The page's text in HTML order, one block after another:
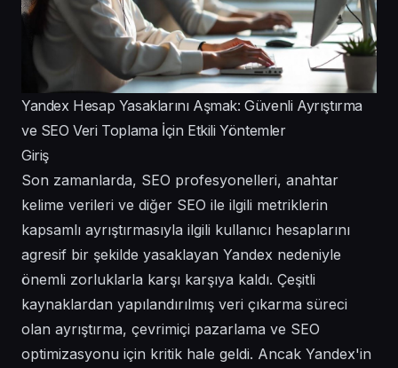
Yandex Hesap Yasaklarını Aşmak: Güvenli Ayrıştırma
ve SEO Veri Toplama İçin Etkili Yöntemler
Giriş
Son zamanlarda, SEO profesyonelleri, anahtar
kelime verileri ve diğer SEO ile ilgili metriklerin
kapsamlı ayrıştırmasıyla ilgili kullanıcı hesaplarını
agresif bir şekilde yasaklayan Yandex nedeniyle
önemli zorluklarla karşı karşıya kaldı. Çeşitli
kaynaklardan yapılandırılmış veri çıkarma süreci
olan ayrıştırma, çevrimiçi pazarlama ve SEO
optimizasyonu için kritik hale geldi. Ancak Yandex'in